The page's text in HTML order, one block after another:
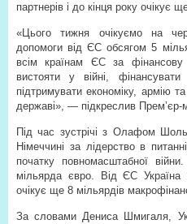
партнерів і до кінця року очікує
«Цього тижня очікуємо на
допомоги від ЄС обсягом 5
всім країнам ЄС за
вистояти у війні, фінансувати
підтримувати економіку, армію
державі», — підкреслив Прем’єр-
Під час зустрічі з Олафом
Німеччині за лідерство в
початку повномасштабної
мільярда євро. Від ЄС
очікує ще 8 мільярдів
За словами Дениса Шмигаля,